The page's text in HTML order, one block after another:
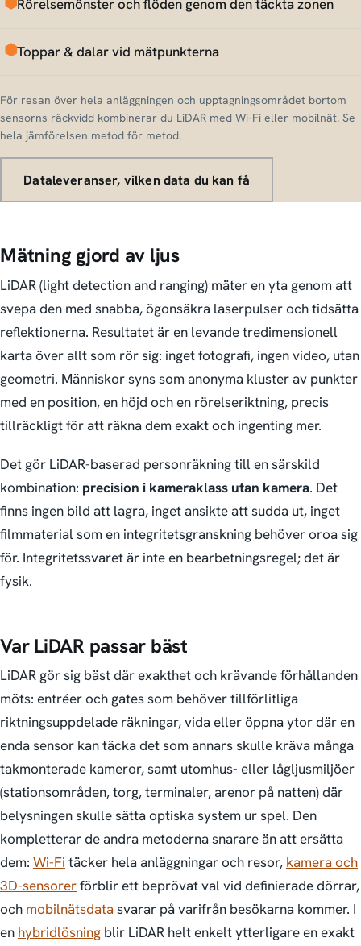
Rörelsemönster och flöden genom den täckta zonen
Toppar & dalar vid mätpunkterna
För resan över hela anläggningen och upptagningsområdet bortom
sensorns räckvidd kombinerar du LiDAR med Wi-Fi eller mobilnät. Se
hela jämförelsen metod för metod.
Dataleveranser, vilken data du kan få
Mätning gjord av ljus
LiDAR (light detection and ranging) mäter en yta genom att
svepa den med snabba, ögonsäkra laserpulser och tidsätta
reflektionerna. Resultatet är en levande tredimensionell
karta över allt som rör sig: inget fotografi, ingen video, utan
geometri. Människor syns som anonyma kluster av punkter
med en position, en höjd och en rörelseriktning, precis
tillräckligt för att räkna dem exakt och ingenting mer.
Det gör LiDAR-baserad personräkning till en särskild
kombination: precision i kameraklass utan kamera. Det
finns ingen bild att lagra, inget ansikte att sudda ut, inget
filmmaterial som en integritetsgranskning behöver oroa sig
för. Integritetssvaret är inte en bearbetningsregel; det är
fysik.
Var LiDAR passar bäst
LiDAR gör sig bäst där exakthet och krävande förhållanden
möts: entréer och gates som behöver tillförlitliga
riktningsuppdelade räkningar, vida eller öppna ytor där en
enda sensor kan täcka det som annars skulle kräva många
takmonterade kameror, samt utomhus- eller lågljusmiljöer
(stationsområden, torg, terminaler, arenor på natten) där
belysningen skulle sätta optiska system ur spel. Den
kompletterar de andra metoderna snarare än att ersätta
dem: Wi-Fi täcker hela anläggningar och resor, kamera och
3D-sensorerförblir ett beprövat val vid definierade dörrar,
och mobilnätsdatasvarar på varifrån besökarna kommer. I
en hybridlösning blir LiDAR helt enkelt ytterligare en exakt